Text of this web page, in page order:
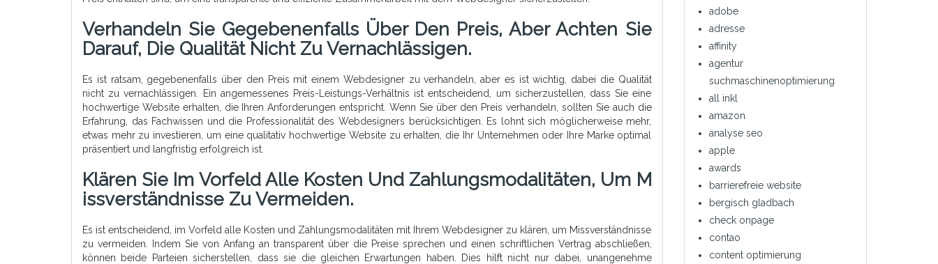
Verhandeln Sie Gegebenenfalls Über Den Preis, Aber Achten Sie
Darauf, Die Qualität Nicht Zu Vernachlässigen.
Es ist ratsam, gegebenenfalls über den Preis mit einem Webdesigner zu verhandeln, aber es ist wichtig, dabei die Qualität
nicht zu vernachlässigen. Ein angemessenes Preis-Leistungs-Verhältnis ist entscheidend, um sicherzustellen, dass Sie eine
hochwertige Website erhalten, die Ihren Anforderungen entspricht. Wenn Sie über den Preis verhandeln, sollten Sie auch die
Erfahrung, das Fachwissen und die Professionalität des Webdesigners berücksichtigen. Es lohnt sich möglicherweise mehr,
etwas mehr zu investieren, um eine qualitativ hochwertige Website zu erhalten, die Ihr Unternehmen oder Ihre Marke optimal
präsentiert und langfristig erfolgreich ist.
Klären Sie Im Vorfeld Alle Kosten Und Zahlungsmodalitäten, Um M
Issverständnisse Zu Vermeiden.
Es ist entscheidend, im Vorfeld alle Kosten und Zahlungsmodalitäten mit Ihrem Webdesigner zu klären, um Missverständnisse
zu vermeiden. Indem Sie von Anfang an transparent über die Preise sprechen und einen schriftlichen Vertrag abschließen,
können beide Parteien sicherstellen, dass sie die gleichen Erwartungen haben. Dies hilft nicht nur dabei, unangenehme
adobe
adresse
affinity
agentur
suchmaschinenoptimierung
all inkl
amazon
analyse seo
apple
awards
barrierefreie website
bergisch gladbach
check onpage
contao
content optimierung